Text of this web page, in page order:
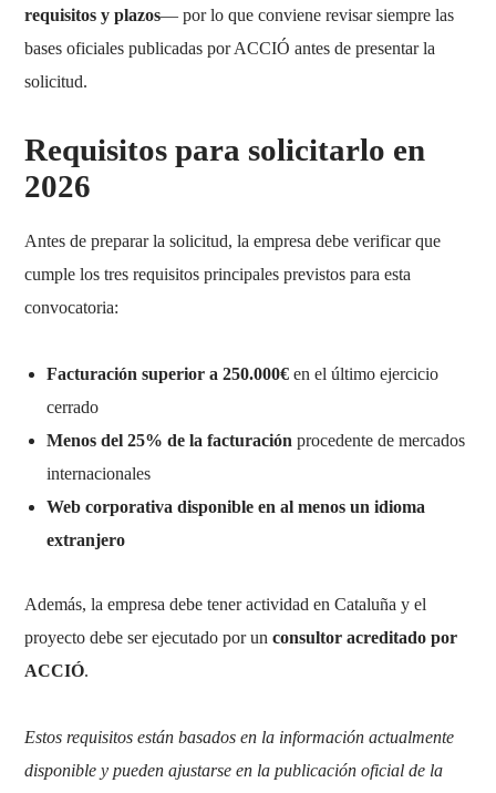
requisitos y plazos— por lo que conviene revisar siempre las
bases oficiales publicadas por ACCIÓ antes de presentar la
solicitud.
Requisitos para solicitarlo en
2026
Antes de preparar la solicitud, la empresa debe verificar que
cumple los tres requisitos principales previstos para esta
convocatoria:
Facturación superior a 250.000€ en el último ejercicio
cerrado
Menos del 25% de la facturación procedente de mercados
internacionales
Web corporativa disponible en al menos un idioma
extranjero
Además, la empresa debe tener actividad en Cataluña y el
proyecto debe ser ejecutado por unconsultor acreditado por
ACCIÓ.
Estos requisitos están basados en la información actualmente
disponible y pueden ajustarse en la publicación oficial de la